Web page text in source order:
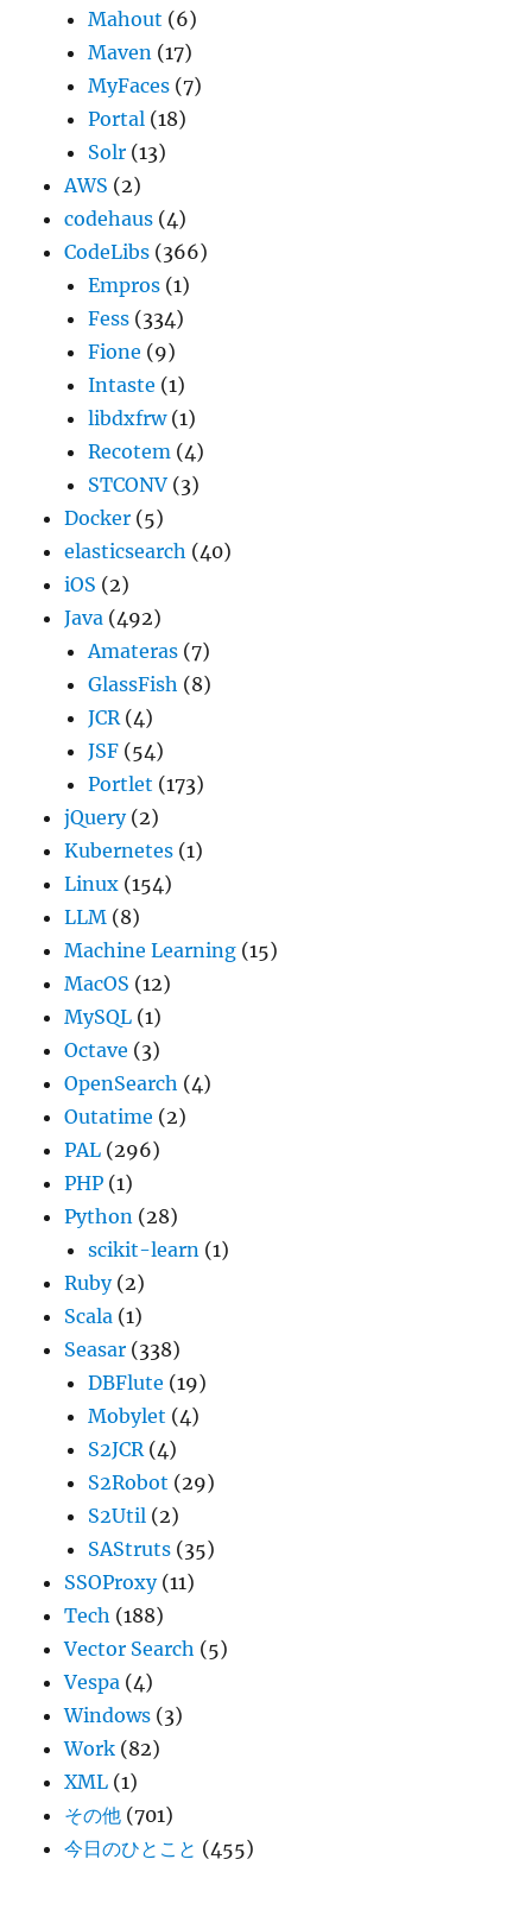
Mahout (6)
Maven (17)
MyFaces (7)
Portal (18)
Solr (13)
AWS (2)
codehaus (4)
CodeLibs (366)
Empros (1)
Fess (334)
Fione (9)
Intaste (1)
libdxfrw(1)
Recotem (4)
STCONV (3)
Docker (5)
elasticsearch (40)
iOS (2)
Java (492)
Amateras (7)
GlassFish (8)
JCR(4)
JSF (54)
Portlet (173)
jQuery(2)
Kubernetes (1)
Linux (154)
LLM (8)
Machine Learning (15)
MacOS (12)
MySQL (1)
Octave (3)
OpenSearch (4)
Outatime (2)
PAL (296)
PHP (1)
Python (28)
scikit-learn (1)
Ruby(2)
Scala (1)
Seasar (338)
DBFlute (19)
Mobylet (4)
S2JCR(4)
S2Robot (29)
S2Util (2)
SAStruts (35)
SSOProxy(11)
Tech (188)
Vector Search (5)
Vespa (4)
Windows (3)
Work (82)
XML (1)
その他 (701)
今日のひとこと (455)